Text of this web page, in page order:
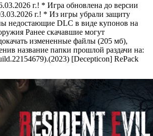
г.! * Игра обновлена до версии
г.! * Из игры убрали защиту
недостающие DLC в виде купонов на
Ранее скачавшие могут
измененные файлы (205 мб),
название папки прошлой раздачи на:
[Decepticon] RePack